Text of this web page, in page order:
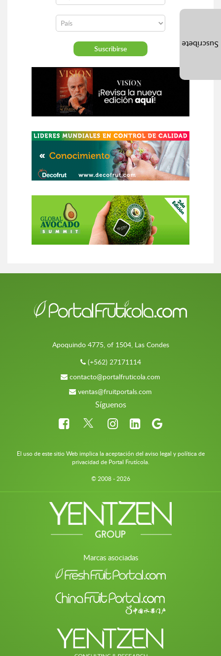
Apoquindo 4775, of 1504, Las Condes
(+562) 27171114
contacto@portalfruticola.com
ventas@fruitportals.com
Síguenos
El uso de este sitio Web implica la aceptación del aviso legal y política de
privacidad de Portal Frutícola.
© 2008 - 2026
Marcas asociadas
Suscríbete